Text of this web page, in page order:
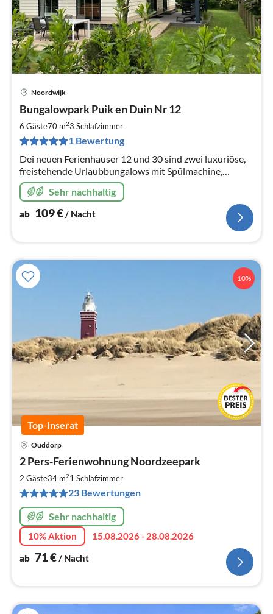
Noordwijk
Bungalowpark Puik en Duin Nr 12
6 Gäste70 m23 Schlafzimmer
1 Bewertung
Dei neuen Ferienhauser 12 und 30 sind zwei luxuriöse,
freistehende Urlaubbungalows mit Spülmachine,
eigener Terrasse, Rasenfläche und Parkmöglichkeit
direkt am Bungalow. Incl W-Lan
Sehr nachhaltig
ab 109€/ Nacht
10%
Top-Inserat
Ouddorp
2 Pers-Ferienwohnung Noordzeepark
2 Gäste34 m21 Schlafzimmer
23 Bewertungen
Sehr nachhaltig
10% Aktion
15.08.2026 - 28.08.2026
ab 71€/ Nacht